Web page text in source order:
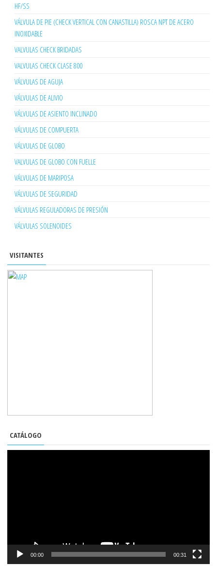
HF/SS
VÁLVULA DE PIE (CHECK VERTICAL CON CANASTILLA) ROSCA NPT DE ACERO
INOXIDABLE
VALVULAS CHECK BRIDADAS
VALVULAS CHECK CLASE 800
VÁLVULAS DE AGUJA
VÁLVULAS DE ALIVIO
VÁLVULAS DE ASIENTO INCLINADO
VÁLVULAS DE COMPUERTA
VÁLVULAS DE GLOBO
VALVULAS DE GLOBO CON FUELLE
VÁLVULAS DE MARIPOSA
VÁLVULAS DE SEGURIDAD
VÁLVULAS REGULADORAS DE PRESIÓN
VÁLVULAS SOLENOIDES
VISITANTES
CATÁLOGO
00:00 00:31